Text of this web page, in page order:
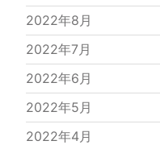
2022年8月
2022年7月
2022年6月
2022年5月
2022年4月